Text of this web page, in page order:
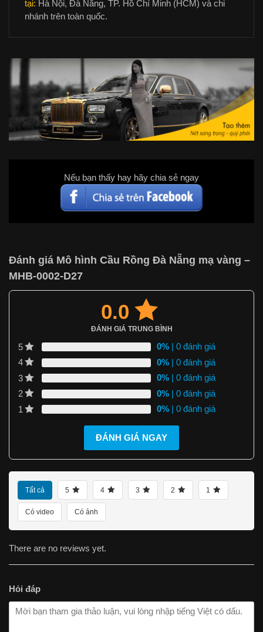
tại: Hà Nội, Đà Nẵng, TP. Hồ Chí Minh (HCM) và chi
nhánh trên toàn quốc.
Nếu bạn thấy hay hãy chia sẻ ngay
Đánh giá Mô hình Cầu Rồng Đà Nẵng mạ vàng –
MHB-0002-D27
0.0
ĐÁNH GIÁ TRUNG BÌNH
5 0% | 0 đánh giá
4
0% | 0 đánh giá
3
0% | 0 đánh giá
2
0% | 0 đánh giá
1
0% | 0 đánh giá
ĐÁNH GIÁ NGAY
Tất cả 5 4 3 2 1
Có video Có ảnh
There are no reviews yet.
Hỏi đáp